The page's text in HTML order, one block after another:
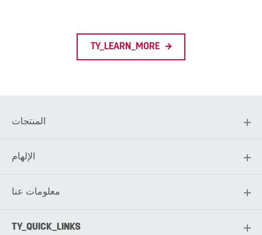
TY_LEARN_MORE
المنتجات
الإلهام
معلومات عنا
TY_QUICK_LINKS